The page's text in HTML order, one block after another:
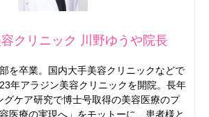
クリニック 川野ゆうや院長
を卒業。国内大手美容クリニックなどで
年アラジン美容クリニックを開院。長年
グケア研究で博士号取得の美容医療のプ
医療の実現へ」をモットーに、患者様と